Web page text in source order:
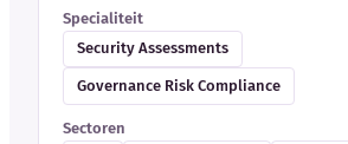
Specialiteit
Security Assessments
Governance Risk Compliance
Sectoren